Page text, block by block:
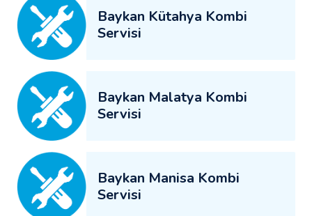
Baykan Kütahya Kombi
Servisi
Baykan Malatya Kombi
Servisi
Baykan Manisa Kombi
Servisi